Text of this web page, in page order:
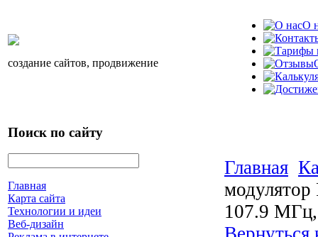
создание сайтов, продвижение
О
Поиск по сайту
Главная
Карта сайта
Технологии и идеи
Веб-дизайн
Главная
107.9